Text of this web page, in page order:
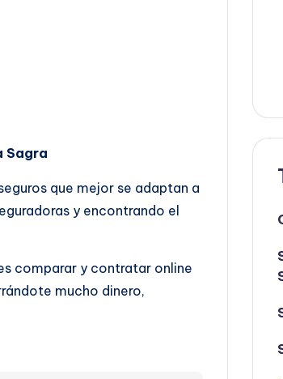
Sagra
que mejor se adaptan a
y encontrando el
comparar y contratar online
mucho dinero,